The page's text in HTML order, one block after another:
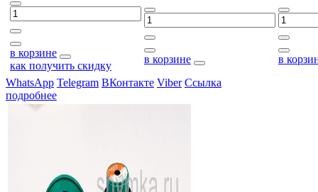
в корзине
как получить скидку
в корзине
в
WhatsApp Telegram ВКонтакте Viber Ссылка
подробнее